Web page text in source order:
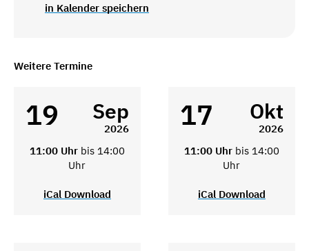
in Kalender speichern
Weitere Termine
19 Sep
2026
11:00 Uhr bis 14:00
Uhr
iCal Download
17 Okt
2026
11:00 Uhr bis 14:00
Uhr
iCal Download